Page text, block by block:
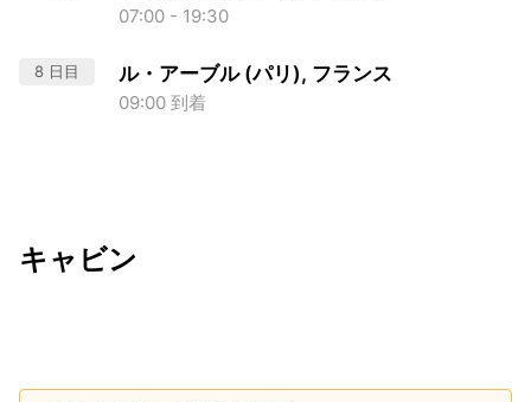
07:00 - 19:30
8 日目 ル・アーブル (パリ), フランス
09:00 到着
キャビン